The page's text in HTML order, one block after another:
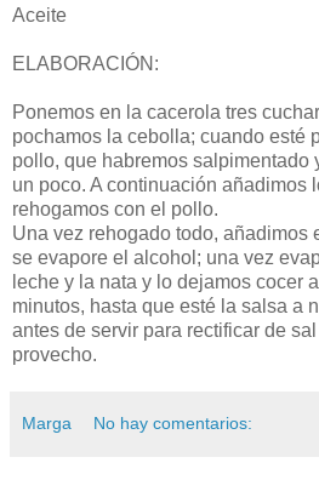
Aceite
ELABORACIÓN:
Ponemos en la cacerola tres
pochamos la cebolla; cuando esté
pollo, que habremos salpimentado
un poco. A continuación añadimos
rehogamos con el pollo.
Una vez rehogado todo, añadimos
se evapore el alcohol; una vez
leche y la nata y lo dejamos cocer
minutos, hasta que esté la salsa a
antes de servir para rectificar de
provecho.
Marga No hay comentarios: